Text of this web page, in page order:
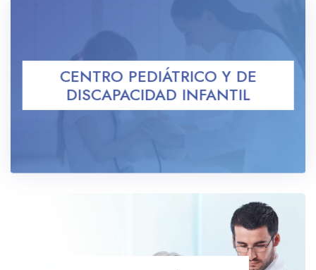
CENTRO PEDIÁTRICO Y DE
DISCAPACIDAD INFANTIL